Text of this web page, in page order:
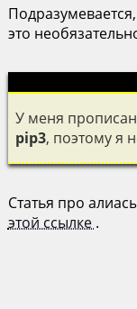
это
У меня
pip3, поэтому я
Статья про
этой ссылке .